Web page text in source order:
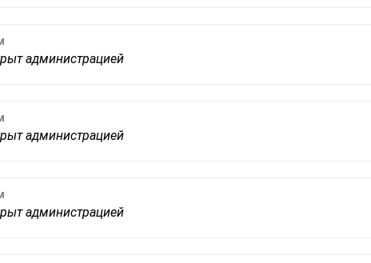
администрацией
администрацией
администрацией